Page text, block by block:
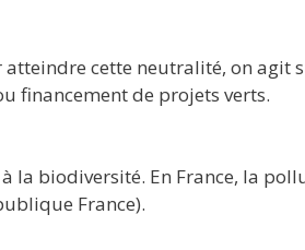
atteindre cette neutralité, on agit
financement de projets verts.
la biodiversité. En France, la
France).